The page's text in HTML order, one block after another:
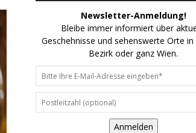
Newsletter-Anmeldung!
Bleibe immer informiert über
Geschehnisse und sehenswerte Orte in
Bezirk oder ganz Wien.
Anmelden